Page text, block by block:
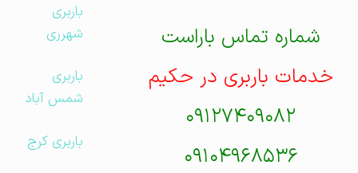
شماره تماس باراست
خدمات باربری در حکیم
۰۹۱۲۷۴۰۹۰۸۲
۰۹۱۰۴۹۶۸۵۳۶
باربری
شهرری
باربری
شمس آباد
باربری کرج